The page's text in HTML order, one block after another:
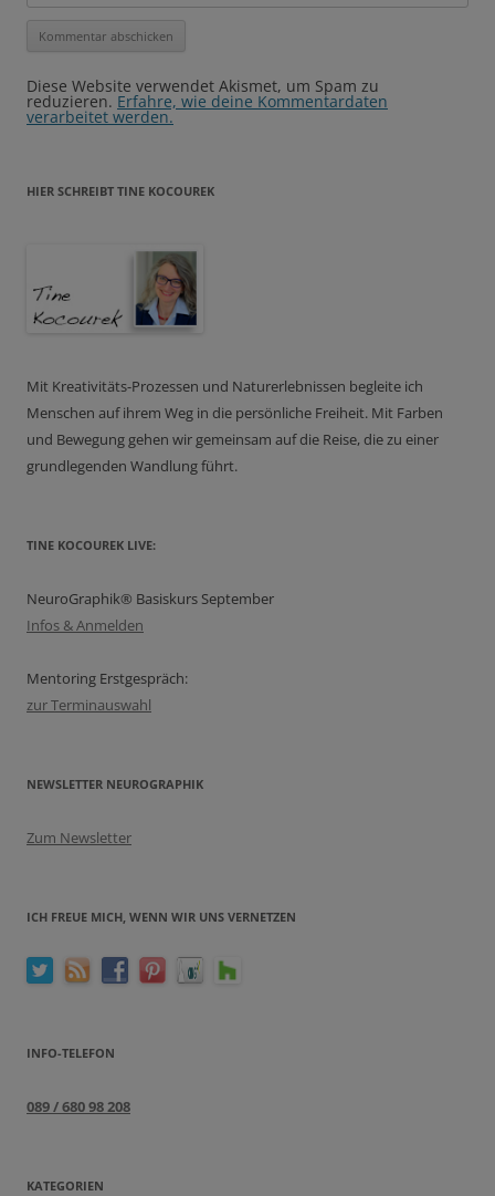
Diese Website verwendet Akismet, um Spam zu
reduzieren. Erfahre, wie deine Kommentardaten
verarbeitet werden.
HIER SCHREIBT TINE KOCOUREK
Mit Kreativitäts-Prozessen und Naturerlebnissen begleite ich
Menschen auf ihrem Weg in die persönliche Freiheit. Mit Farben
und Bewegung gehen wir gemeinsam auf die Reise, die zu einer
grundlegenden Wandlung führt.
TINE KOCOUREK LIVE:
NeuroGraphik® Basiskurs September
Infos & Anmelden
Mentoring Erstgespräch:
zur Terminauswahl
NEWSLETTER NEUROGRAPHIK
Zum Newsletter
ICH FREUE MICH, WENN WIR UNS VERNETZEN
INFO-TELEFON
089 / 680 98 208
KATEGORIEN